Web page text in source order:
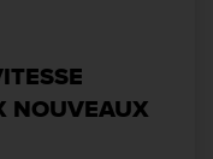
NOUVEAUX